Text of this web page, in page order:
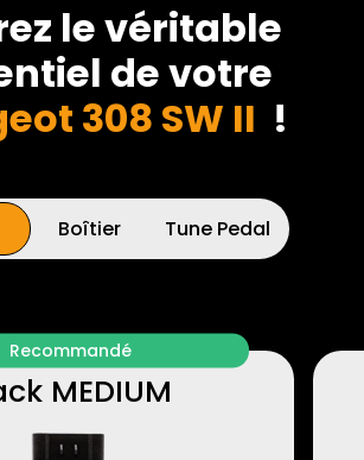
le véritable
de votre
308 SW II !
Boîtier Tune Pedal
Recommandé
MEDIUM